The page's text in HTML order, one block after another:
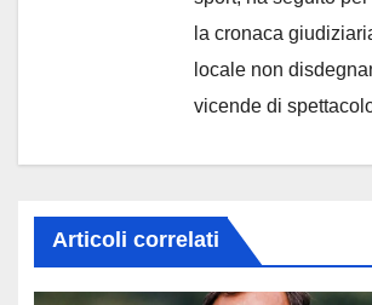
la cronaca
locale non
vicende di
Articoli correlati